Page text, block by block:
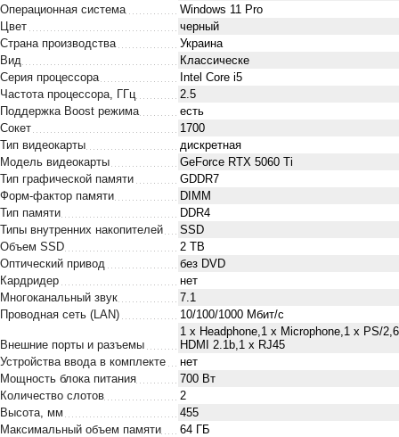
Операционная система
Windows 11 Pro
Цвет
черный
Страна производства
Украина
Вид
Классическе
Серия процессора
Intel Core i5
Частота процессора, ГГц
2.5
Поддержка Boost режима
есть
Сокет
1700
Тип видеокарты
дискретная
Модель видеокарты
GeForce RTX 5060 Ti
Тип графической памяти
GDDR7
Форм-фактор памяти
DIMM
Тип памяти
DDR4
Типы внутренних накопителей
SSD
Объем SSD
2 TB
Оптический привод
без DVD
Кардридер
нет
Многоканальный звук
7.1
Проводная сеть (LAN)
10/100/1000 Мбит/с
Внешние порты и разъемы
1 x Нeadphone,1 х Microphone,1 x PS/
HDMI 2.1b,1 x RJ45
Устройства ввода в комплекте
нет
Мощность блока питания
700 Вт
Количество слотов
2
Высота, мм
455
Максимальный объем памяти
64 ГБ